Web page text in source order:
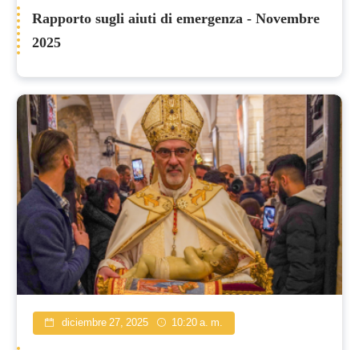
Rapporto sugli aiuti di emergenza - Novembre
2025
diciembre 27, 2025 10:20 a. m.